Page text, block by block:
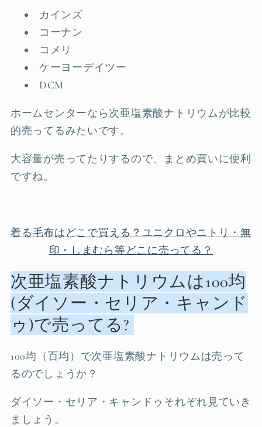
カインズ
コーナン
コメリ
ケーヨーデイツー
DCM
ホームセンターなら次亜塩素酸ナトリウムが比較
的売ってるみたいです。
大容量が売ってたりするので、まとめ買いに便利
ですね。
着る毛布はどこで買える？ユニクロやニトリ・無
印・しまむら等どこに売ってる？
次亜塩素酸ナトリウムは100均
(ダイソー・セリア・キャンド
ゥ)で売ってる?
100均（百均）で次亜塩素酸ナトリウムは売って
るのでしょうか？
ダイソー・セリア・キャンドゥそれぞれ見ていき
ましょう。